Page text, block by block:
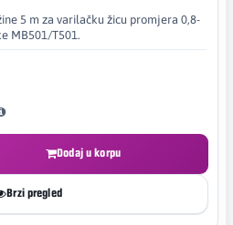
5 m za varilačku žicu promjera 0,8-
MB501/T501.
Dodaj u korpu
Brzi pregled